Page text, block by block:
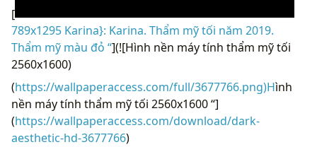
[
789x1295 Karina}: Karina. Thẩm mỹ tối năm 2019.
Thẩm mỹ màu đỏ “](![Hình nền máy tính thẩm mỹ tối
2560x1600)
(https://wallpaperaccess.com/full/3677766.png)Hình
nền máy tính thẩm mỹ tối 2560x1600 “]
(https://wallpaperaccess.com/download/dark-
aesthetic-hd-3677766)